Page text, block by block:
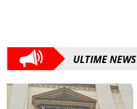
ULTIME NEWS